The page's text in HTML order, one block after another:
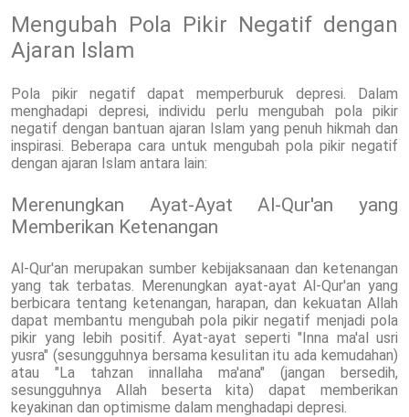
Mengubah Pola Pikir Negatif dengan
Ajaran Islam
Pola pikir negatif dapat memperburuk depresi. Dalam
menghadapi depresi, individu perlu mengubah pola pikir
negatif dengan bantuan ajaran Islam yang penuh hikmah dan
inspirasi. Beberapa cara untuk mengubah pola pikir negatif
dengan ajaran Islam antara lain:
Merenungkan Ayat-Ayat Al-Qur'an yang
Memberikan Ketenangan
Al-Qur'an merupakan sumber kebijaksanaan dan ketenangan
yang tak terbatas. Merenungkan ayat-ayat Al-Qur'an yang
berbicara tentang ketenangan, harapan, dan kekuatan Allah
dapat membantu mengubah pola pikir negatif menjadi pola
pikir yang lebih positif. Ayat-ayat seperti "Inna ma'al usri
yusra" (sesungguhnya bersama kesulitan itu ada kemudahan)
atau "La tahzan innallaha ma'ana" (jangan bersedih,
sesungguhnya Allah beserta kita) dapat memberikan
keyakinan dan optimisme dalam menghadapi depresi.